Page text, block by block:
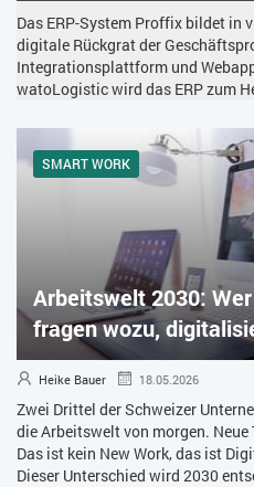
SOCIAL COMMERCE SOCIAL-
SOFTWARE-AS-A-SERVICE
USER EXPERIENCE
ZEITWIRTSCHAFT
Das ERP-System Proffix bildet in
digitale Rückgrat der
Integrationsplattform und
watoLogistic wird das ERP zum
SMART WORK
Arbeitswelt 2030:
fragen wozu,
Heike Bauer 18.05.2026
Zwei Drittel der Schweizer
die Arbeitswelt von morgen.
Das ist kein New Work, das ist
Dieser Unterschied wird 2030